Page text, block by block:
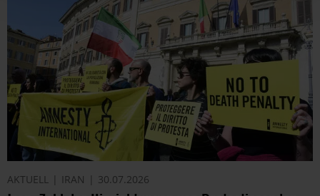
AKTUELL IRAN 30.07.2026